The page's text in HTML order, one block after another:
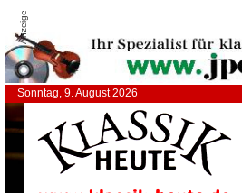
Anzeige
Sonntag, 9. August 2026